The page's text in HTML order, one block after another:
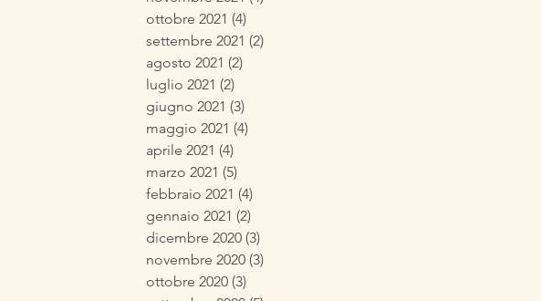
ottobre 2021 (4)
settembre 2021 (2)
agosto 2021 (2)
luglio 2021 (2)
giugno 2021 (3)
maggio 2021 (4)
aprile 2021 (4)
marzo 2021 (5)
febbraio 2021 (4)
gennaio 2021 (2)
dicembre 2020 (3)
novembre 2020 (3)
ottobre 2020 (3)